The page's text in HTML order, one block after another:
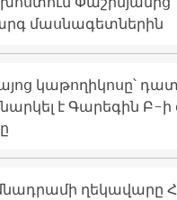
մասնագետներին
կաթողիկոսը՝
է Գարեգին Բ-ի
ղեկավարը